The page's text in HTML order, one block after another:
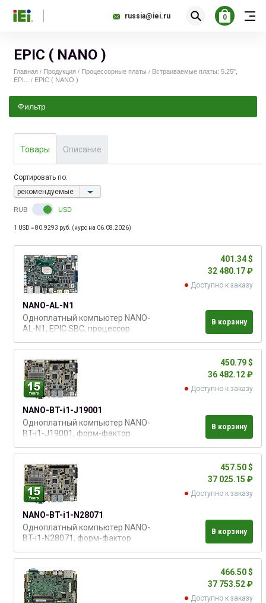
russia@iei.ru 0
EPIC ( NANO )
Главная / Продукция / Процессорные платы / Встраиваемые платы: 5.25",
EPI...
/ EPIC ( NANO )
Фильтр
Товары Описание
Сортировать по:
рекомендуемые
RUB USD
1 USD = 80.9293 руб. (курс на 06.08.2026)
NANO-AL-N1
Одноплатный компьютер NANO-
AL-N1, EPIC SBC, процессор
DDR3L 1866/1600MГц, 2 x SATA
6Гб/с, 2 х HDMI, 1 х LVDS, 1 х iDP, 2
х PCIe GbE, 4 x RS-232, 2 x RS-
232/422/485, 4 x USB 2.0, 2 x USB
3.2, 1 x SMBus, 1 x I²C, GPIO, 1 x
401.34 $
32 480.17 ₽
Доступно к заказу
В корзину
NANO-BT-i1-J19001
Одноплатный компьютер NANO-
BT-i1-J19001, форм-фактор
J1900 (2.00Ггц), до 8Гб DDR3 -
1066/1333, VGA/HDMI/LVDS, 2x
GbE LAN, 4x COM, 4x USB, 2x
PCIe-mini, 2x SATA
450.79 $
36 482.12 ₽
Доступно к заказу
В корзину
NANO-BT-i1-N28071
Одноплатный компьютер NANO-
BT-i1-N28071, форм-фактор
(1.58Ггц), до 8Гб DDR3 -
1066/1333, VGA/HDMI/LVDS, 2x
GbE LAN, 4x COM, 4x USB, 2x
PCIe-mini, 2x SATA
457.50 $
37 025.15 ₽
Доступно к заказу
В корзину
466.50 $
37 753.52 ₽
Доступно к заказу